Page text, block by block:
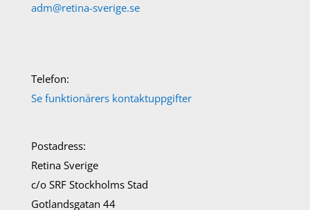
adm@retina-sverige.se
Telefon:
Se funktionärers kontaktuppgifter
Postadress:
Retina Sverige
c/o SRF Stockholms Stad
Gotlandsgatan 44